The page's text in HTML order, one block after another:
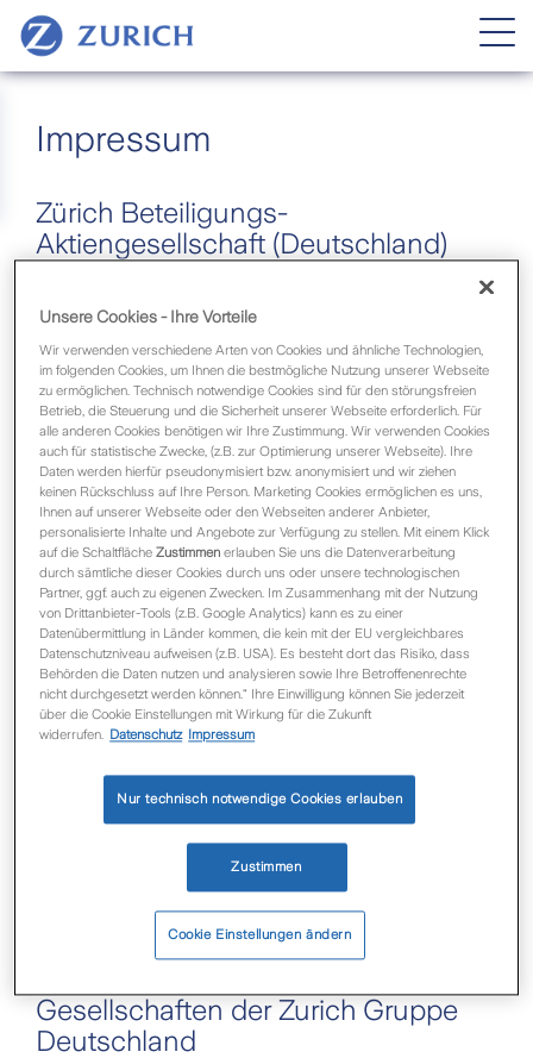
Impressum
Zürich Beteiligungs-
Aktiengesellschaft (Deutschland)
60327 Frankfurt am Main
Telefon: +49 (0)69 7115-0
Telefax: +49 (0)69 7115-3358
E-Mail:service@zurich.de
Aufsichtsratsvorsitzender:Jörg Bertogg
Vorstand:Dr. Carsten Schildknecht (Vorsitzender),
Ulrich Christmann, Horst Nussbaumer, Petra Riga-
Müller, Dr. Alexander Schmidt, Uwe Schöpe, Peter
Stockhorst, Dr. Torsten Utecht
Rechtsform:Aktiengesellschaft
Sitz der Gesellschaft:Frankfurt am Main
Amtsgericht: Frankfurt am Main (HRB 31190)
UStID-Nr.:DE 811493271
Verantwortliche für die Inhalte gemäß § 18 Abs. 2
MStV:Anne van Loo
Hinweis gemäß § 36
Verbraucherstreitbeilegungsgesetz (VSBG)
(Deutschland) nimmt nicht am
Streitbeilegungsverfahren vor einer
Verbraucherschlichtungsstelle teil.
Gesellschaften der Zurich Gruppe
Deutschland
Unsere Cookies - Ihre Vorteile
Wir verwenden verschiedene Arten von Cookies und ähnliche Technologien,
im folgenden Cookies, um Ihnen die bestmögliche Nutzung unserer Webseite
zu ermöglichen. Technisch notwendige Cookies sind für den störungsfreien
Betrieb, die Steuerung und die Sicherheit unserer Webseite erforderlich. Für
alle anderen Cookies benötigen wir Ihre Zustimmung. Wir verwenden Cookies
auch für statistische Zwecke, (z.B. zur Optimierung unserer Webseite). Ihre
Daten werden hierfür pseudonymisiert bzw. anonymisiert und wir ziehen
keinen Rückschluss auf Ihre Person. Marketing Cookies ermöglichen es uns,
Ihnen auf unserer Webseite oder den Webseiten anderer Anbieter,
personalisierte Inhalte und Angebote zur Verfügung zu stellen. Mit einem Klick
auf die SchaltflächeZustimmenerlauben Sie uns die Datenverarbeitung
durch sämtliche dieser Cookies durch uns oder unsere technologischen
Partner, ggf. auch zu eigenen Zwecken. Im Zusammenhang mit der Nutzung
von Drittanbieter-Tools (z.B. Google Analytics) kann es zu einer
Datenübermittlung in Länder kommen, die kein mit der EU vergleichbares
Datenschutzniveau aufweisen (z.B. USA). Es besteht dort das Risiko, dass
Behörden die Daten nutzen und analysieren sowie Ihre Betroffenenrechte
nicht durchgesetzt werden können.“ Ihre Einwilligung können Sie jederzeit
über die Cookie Einstellungen mit Wirkung für die Zukunft
widerrufen. Datenschutz Impressum
Nur technisch notwendige Cookies erlauben
Zustimmen
Cookie Einstellungen ändern